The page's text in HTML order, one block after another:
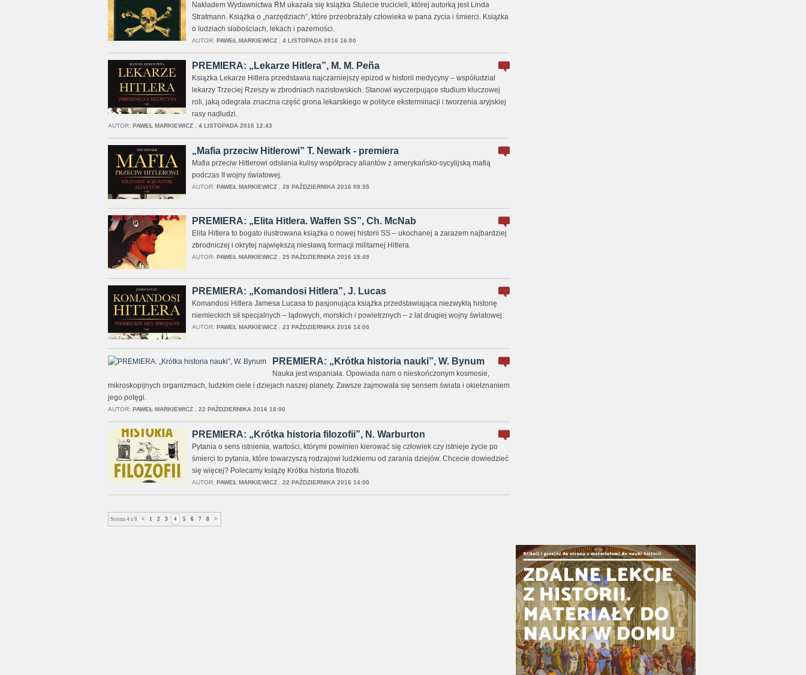
Nakładem Wydawnictwa RM ukazała się książka Stulecie trucicieli, której autorką jest Linda
Stratmann. Książka o „narzędziach”, które przeobrażały człowieka w pana życia i śmierci. Książka
o ludziach słabościach, lekach i pazerności.
AUTOR: PAWEŁ MARKIEWICZ, 4 LISTOPADA 2016 16:00
PREMIERA: „Lekarze Hitlera”, M. M. Peña
Książka Lekarze Hitlera przedstawia najczarniejszy epizod w historii medycyny – współudział
lekarzy Trzeciej Rzeszy w zbrodniach nazistowskich. Stanowi wyczerpujące studium kluczowej
roli, jaką odegrała znaczna część grona lekarskiego w polityce eksterminacji i tworzenia aryjskiej
rasy nadludzi.
AUTOR: PAWEŁ MARKIEWICZ, 4 LISTOPADA 2016 12:43
„Mafia przeciw Hitlerowi” T. Newark - premiera
Mafia przeciw Hitlerowi odsłania kulisy współpracy aliantów z amerykańsko-sycylijską mafią
podczas II wojny światowej.
AUTOR: PAWEŁ MARKIEWICZ, 28 PAŹDZIERNIKA 2016 09:35
PREMIERA: „Elita Hitlera. Waffen SS”, Ch. McNab
Elita Hitlera to bogato ilustrowana książka o nowej historii SS – ukochanej a zarazem najbardziej
zbrodniczej i okrytej największą niesławą formacji militarnej Hitlera.
AUTOR: PAWEŁ MARKIEWICZ, 25 PAŹDZIERNIKA 2016 15:49
PREMIERA: „Komandosi Hitlera”, J. Lucas
Komandosi Hitlera Jamesa Lucasa to pasjonująca książka przedstawiająca niezwykłą historię
niemieckich sił specjalnych – lądowych, morskich i powietrznych – z lat drugiej wojny światowej.
AUTOR: PAWEŁ MARKIEWICZ, 23 PAŹDZIERNIKA 2016 14:00
PREMIERA: „Krótka historia nauki”, W. Bynum
Nauka jest wspaniała. Opowiada nam o nieskończonym kosmosie,
mikroskopijnych organizmach, ludzkim ciele i dziejach naszej planety. Zawsze zajmowała się sensem świata i okiełznaniem
jego potęgi.
AUTOR: PAWEŁ MARKIEWICZ, 22 PAŹDZIERNIKA 2016 18:00
PREMIERA: „Krótka historia filozofii”, N. Warburton
Pytania o sens istnienia, wartości, którymi powinien kierować się człowiek czy istnieje życie po
śmierci to pytania, które towarzyszą rodzajowi ludzkiemu od zarania dziejów. Chcecie dowiedzieć
się więcej? Polecamy książę Krótka historia filozofii.
AUTOR: PAWEŁ MARKIEWICZ, 22 PAŹDZIERNIKA 2016 14:00
Strona 4 z 8 < 1 2 3 4 5 6 7 8 >